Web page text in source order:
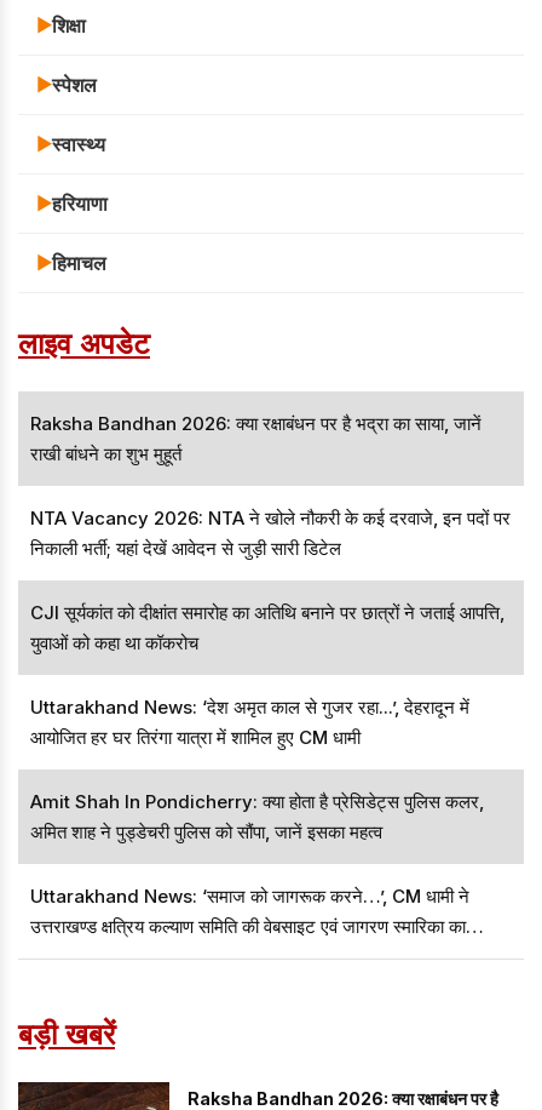
▶शिक्षा
▶स्पेशल
▶स्वास्थ्य
▶हरियाणा
▶हिमाचल
लाइव अपडेट
Raksha Bandhan 2026: क्या रक्षाबंधन पर है भद्रा का साया, जानें
राखी बांधने का शुभ मुहूर्त
NTA Vacancy 2026: NTA ने खोले नौकरी के कई दरवाजे, इन पदों पर
निकाली भर्ती; यहां देखें आवेदन से जुड़ी सारी डिटेल
CJI सूर्यकांत को दीक्षांत समारोह का अतिथि बनाने पर छात्रों ने जताई आपत्ति,
युवाओं को कहा था कॉकरोच
Uttarakhand News: ‘देश अमृत काल से गुजर रहा...’, देहरादून में
आयोजित हर घर तिरंगा यात्रा में शामिल हुए CM धामी
Amit Shah In Pondicherry: क्या होता है प्रेसिडेट्स पुलिस कलर,
अमित शाह ने पुड्डेचरी पुलिस को सौंपा, जानें इसका महत्व
Uttarakhand News: ‘समाज को जागरूक करने…’, CM धामी ने
उत्तराखण्ड क्षत्रिय कल्याण समिति की वेबसाइट एवं जागरण स्मारिका का
विमोचन किया
बड़ी खबरें
Raksha Bandhan 2026: क्या रक्षाबंधन पर है